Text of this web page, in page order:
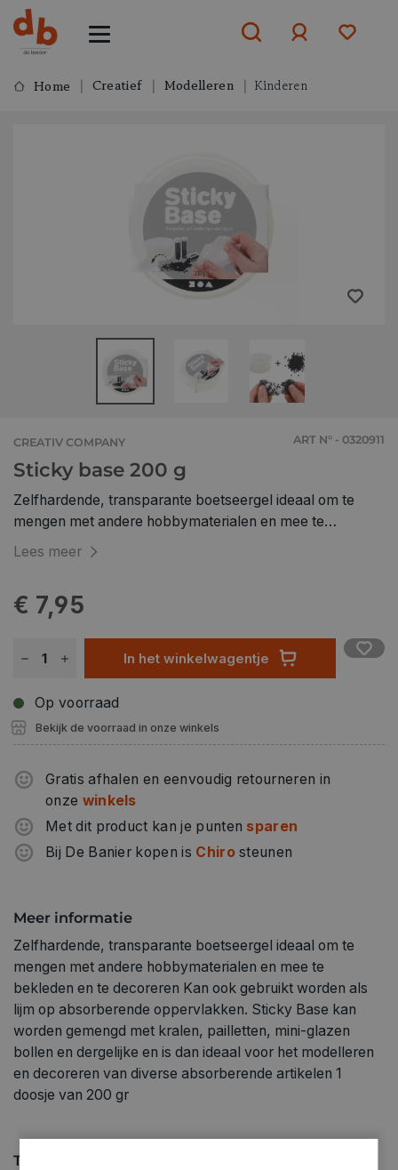
Home Creatief Modelleren Kinderen
CREATIV COMPANY ART N° - 0320911
Sticky base 200 g
Zelfhardende, transparante boetseergel ideaal om te
mengen met andere hobbymaterialen en mee te
bekleden en te decoreren Kan ook gebruikt worden als
bollen en dergelijke en is dan ideaal voor het modelleren
doosje van 200 gr
Lees meer
€ 7,95
In het winkelwagentje
Op voorraad
Bekijk de voorraad in onze winkels
Gratis afhalen en eenvoudig retourneren in
onze winkels
Met dit product kan je punten sparen
Bij De Banier kopen is Chirosteunen
Meer informatie
Zelfhardende, transparante boetseergel ideaal om te
mengen met andere hobbymaterialen en mee te
bekleden en te decoreren Kan ook gebruikt worden als
lijm op absorberende oppervlakken. Sticky Base kan
worden gemengd met kralen, pailletten, mini-glazen
bollen en dergelijke en is dan ideaal voor het modelleren
en decoreren van diverse absorberende artikelen 1
doosje van 200 gr
Technische specificaties